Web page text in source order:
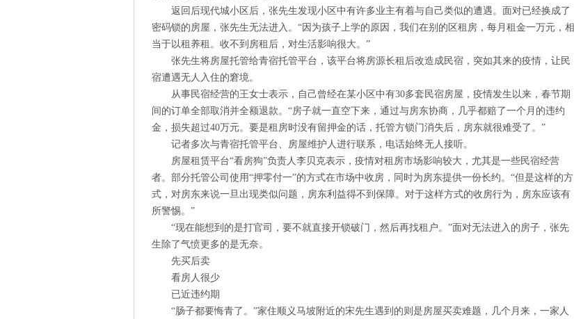
返回后现代城小区后，张先生发现小区中有许多业主有着与自己类似的遭遇。面对已经换成了
密码锁的房屋，张先生无法进入。“因为孩子上学的原因，我们在别的区租房，每月租金一万元，相
当于以租养租。收不到房租后，对生活影响很大。”
张先生将房屋托管给青宿托管平台，该平台将房源长租后改造成民宿，突如其来的疫情，让民
宿遭遇无人入住的窘境。
从事民宿经营的王女士表示，自己曾经在某小区中有30多套民宿房屋，疫情发生以来，春节期
间的订单全部取消并全额退款。“房子就一直空下来，通过与房东协商，几乎都赔了一个月的违约
金，损失超过40万元。要是租房时没有留押金的话，托管方锁门消失后，房东就很难受了。”
记者多次与青宿托管平台、房屋维护人进行联系，电话始终无人接听。
房屋租赁平台“看房狗”负责人李贝克表示，疫情对租房市场影响较大，尤其是一些民宿经营
者。部分托管公司使用“押零付一”的方式在市场中收房，同时为房东提供一份长约。“但是这样的方
式，对房东来说一旦出现类似问题，房东利益得不到保障。对于这样方式的收房行为，房东应该有
所警惕。”
“现在能想到的是打官司，要不就直接开锁破门，然后再找租户。”面对无法进入的房子，张先
生除了气愤更多的是无奈。
先买后卖
看房人很少
已近违约期
“肠子都要悔青了。”家住顺义马坡附近的宋先生遇到的则是房屋买卖难题，几个月来，一家人